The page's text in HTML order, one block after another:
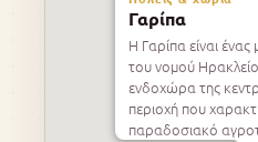
Γαρίπα
Η Γαρίπα είναι ένας
του νομού
ενδοχώρα της
περιοχή που
παραδοσιακό